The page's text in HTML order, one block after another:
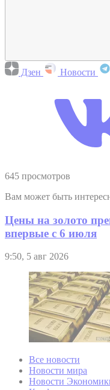
Дзен Новости
645 просмотров
Вам может быть
Цены на золото
впервые с 6 июля
9:50, 5 авг 2026
Все новости
Новости мира
Новости